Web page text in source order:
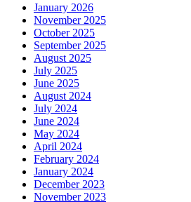
January 2026
November 2025
October 2025
September 2025
August 2025
July 2025
June 2025
August 2024
July 2024
June 2024
May 2024
April 2024
February 2024
January 2024
December 2023
November 2023